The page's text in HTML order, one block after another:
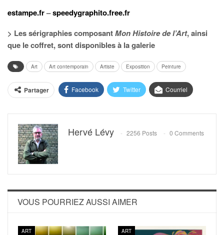
estampe.fr–speedygraphito.free.fr
> Les sérigraphies composantMon Histoire de l’Art, ainsi
que le coffret, sont disponibles à la galerie
Art Art contemporain Artiste Exposition Peinture
Partager Facebook Twitter Courriel
Hervé Lévy 2256 Posts 0 Comments
VOUS POURRIEZ AUSSI AIMER
ART ART